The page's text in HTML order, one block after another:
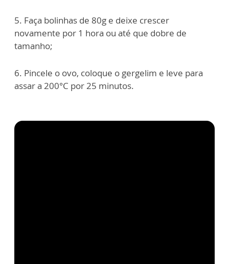
5. Faça bolinhas de 80g e deixe crescer
novamente por 1 hora ou até que dobre de
tamanho;
6. Pincele o ovo, coloque o gergelim e leve para
assar a 200°C por 25 minutos.